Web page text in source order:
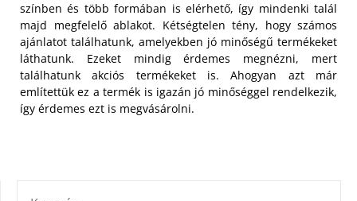
színben és több formában is elérhető, így mindenki talál
majd megfelelő ablakot. Kétségtelen tény, hogy számos
ajánlatot találhatunk, amelyekben jó minőségű termékeket
láthatunk. Ezeket mindig érdemes megnézni, mert
találhatunk akciós termékeket is. Ahogyan azt már
említettük ez a termék is igazán jó minőséggel rendelkezik,
így érdemes ezt is megvásárolni.